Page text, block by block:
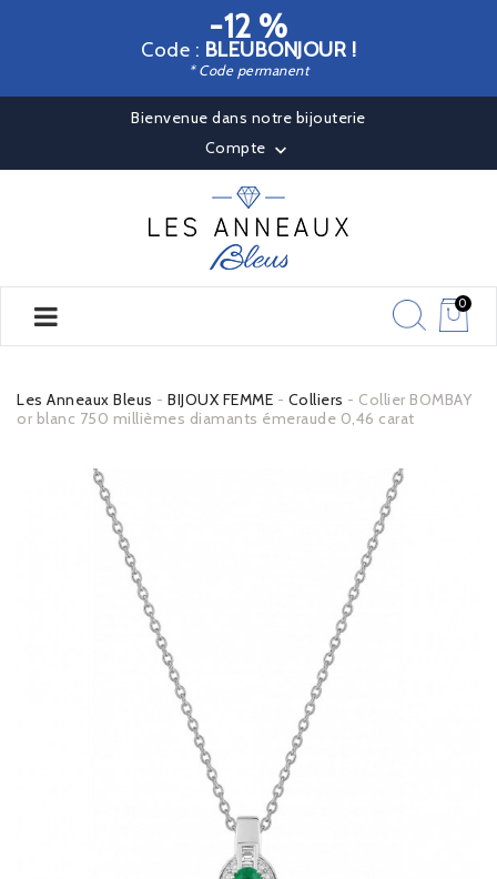
-12 %
Code : BLEUBONJOUR !
* Code permanent
Bienvenue dans notre bijouterie
Compte 
0
Les Anneaux Bleus BIJOUX FEMME Colliers
Collier BOMBAY
or blanc 750 millièmes diamants émeraude 0,46 carat